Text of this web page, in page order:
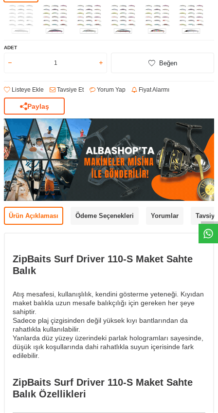
ADET
Beğen
Listeye Ekle Tavsiye Et Yorum Yap Fiyat Alarmı
Paylaş
Ürün Açıklaması Ödeme Seçenekleri Yorumlar
ZipBaits Surf Driver 110-S Maket Sahte
Balık
Atış mesafesi, kullanışlılık, kendini gösterme yeteneği. Kıyıdan
maket balıkla uzun mesafe balıkçılığı için gereken her şeye
sahiptir.
Sadece plaj çizgisinden değil yüksek kıyı bantlarından da
rahatlıkla kullanılabilir.
Yanlarda düz yüzey üzerindeki parlak hologramları sayesinde,
düşük ışık koşullarında dahi rahatlıkla suyun içerisinde fark
edilebilir.
ZipBaits Surf Driver 110-S Maket Sahte
Balık Özellikleri